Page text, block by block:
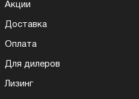
Акции
Доставка
Оплата
Для дилеров
Лизинг